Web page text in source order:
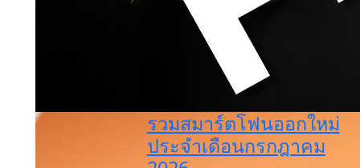
รวมสมาร์ตโฟนออกใหม่
ประจำเดือนกรกฎาคม